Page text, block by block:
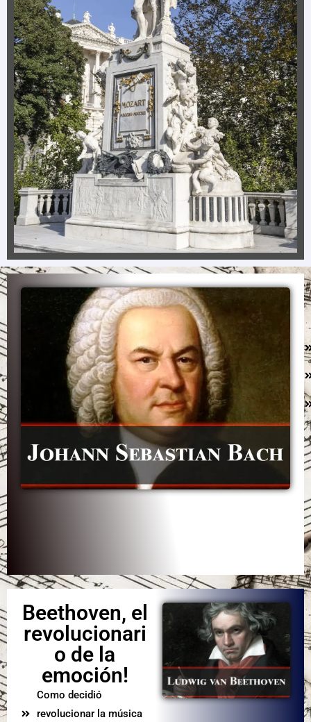
Beethoven, el
revolucionari
o de la
emoción!
Como decidió
revolucionar la música